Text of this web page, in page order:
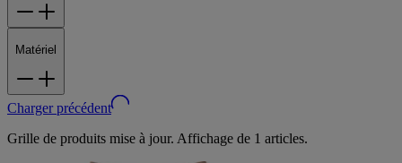
Matériel
Charger précédent
Grille de produits mise à jour. Affichage de 1 articles.